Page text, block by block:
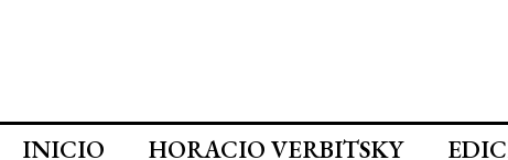
INICIO HORACIO VERBITSKY